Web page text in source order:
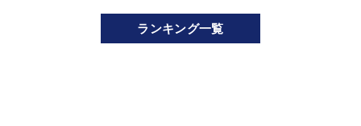
ランキング一覧